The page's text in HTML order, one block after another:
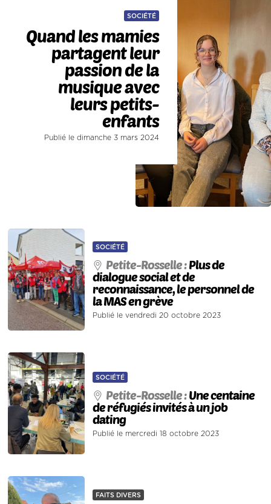
SOCIÉTÉ
Quand les mamies
partagent leur
passion de la
musique avec
leurs petits-
enfants
Publié le dimanche 3 mars 2024
SOCIÉTÉ
Petite-Rosselle :Plus de
dialogue social et de
reconnaissance, le personnel de
la MAS en grève
Publié le vendredi 20 octobre 2023
SOCIÉTÉ
Petite-Rosselle :Une centaine
de réfugiés invités à un job
dating
Publié le mercredi 18 octobre 2023
FAITS DIVERS